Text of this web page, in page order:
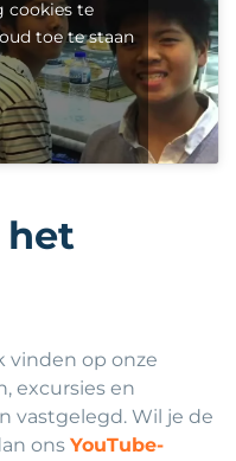
cookies te
toe te staan
het
vinden op onze
excursies en
vastgelegd. Wil je de
ons YouTube-